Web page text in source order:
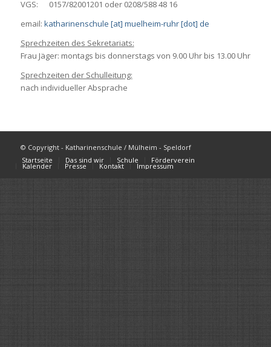
VGS: 0157/82001201 oder 0208/588 48 16
email: katharinenschule [at] muelheim-ruhr [dot] de
Sprechzeiten des Sekretariats:
Frau Jäger: montags bis donnerstags von 9.00 Uhr bis 13.00 Uhr
Sprechzeiten der Schulleitung:
nach individueller Absprache
© Copyright - Katharinenschule / Mülheim - Speldorf
Startseite
Das sind wir Schule Förderverein
Kalender Presse Kontakt Impressum